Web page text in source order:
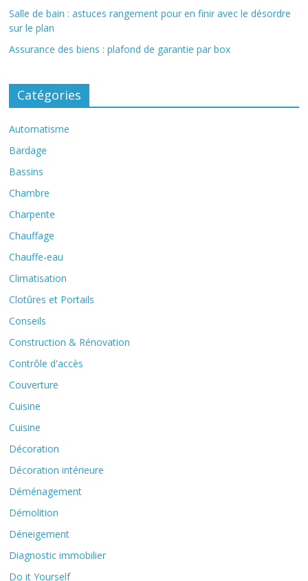
Salle de bain : astuces rangement pour en finir avec le désordre
sur le plan
Assurance des biens : plafond de garantie par box
Catégories
Automatisme
Bardage
Bassins
Chambre
Charpente
Chauffage
Chauffe-eau
Climatisation
Clotûres et Portails
Conseils
Construction & Rénovation
Contrôle d'accès
Couverture
Cuisine
Cuisine
Décoration
Décoration intérieure
Déménagement
Démolition
Déneigement
Diagnostic immobilier
Do it Yourself